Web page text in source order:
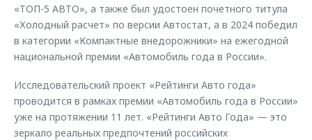
«ТОП-5 АВТО», а также был удостоен почетного титула
«Холодный расчет» по версии Автостат, а в 2024 победил
в категории «Компактные внедорожники» на ежегодной
национальной премии «Автомобиль года в России».
Исследовательский проект «Рейтинги Авто года»
проводится в рамках премии «Автомобиль года в России»
уже на протяжении 11 лет. «Рейтинги Авто Года» — это
зеркало реальных предпочтений российских